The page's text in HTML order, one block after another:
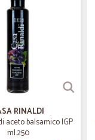
RINALDI
aceto balsamico IGP
ml.250